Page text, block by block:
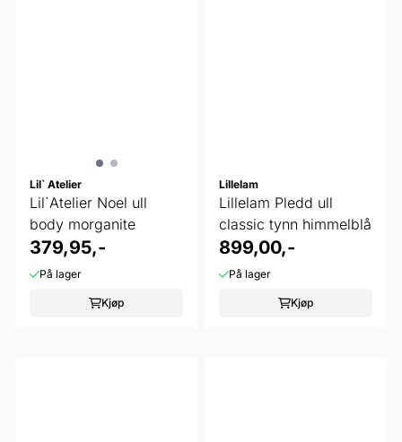
Lil` Atelier
Lil`Atelier Noel ull
body morganite
379,95,-
På lager
Kjøp
Lillelam
Lillelam Pledd ull
classic tynn himmelblå
899,00,-
På lager
Kjøp